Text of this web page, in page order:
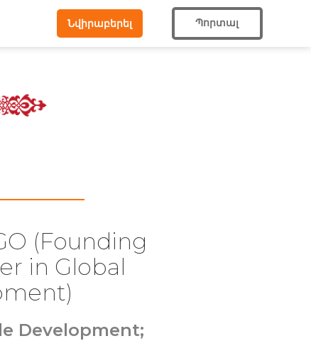
Նվիրաբերել Պորտալ
(Founding
in Global
Development;